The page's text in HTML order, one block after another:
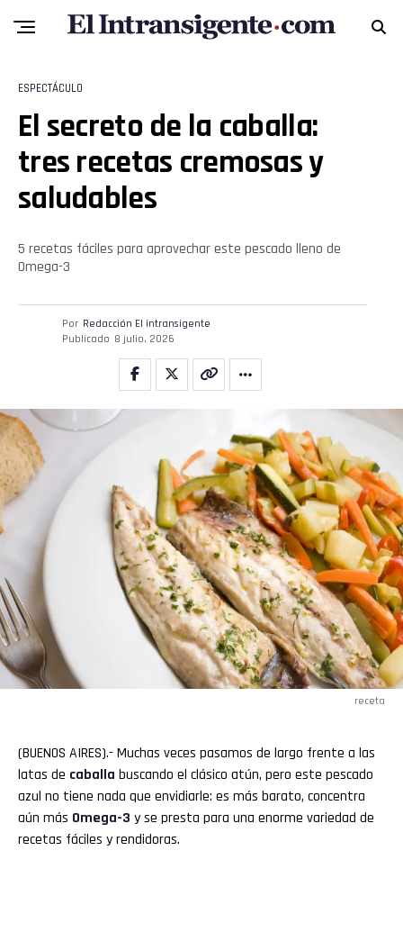
ESPECTÁCULO
El secreto de la caballa:
tres recetas cremosas y
saludables
5 recetas fáciles para aprovechar este pescado lleno de
Omega-3
Por Redacción El intransigente
Publicado 8 julio, 2026
receta
(BUENOS AIRES).- Muchas veces pasamos de largo frente a las
latas de caballa buscando el clásico atún, pero este pescado
azul no tiene nada que envidiarle: es más barato, concentra
aún más Omega-3 y se presta para una enorme variedad de
recetas fáciles y rendidoras.
Reddit